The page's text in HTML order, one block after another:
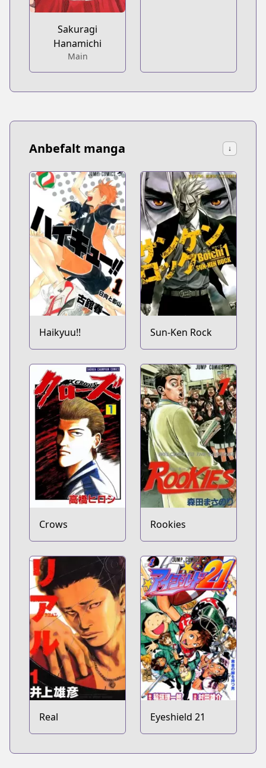
Sakuragi
Hanamichi
Main
Anbefalt manga ↓
Haikyuu!! Sun-Ken Rock
Crows Rookies
Real Eyeshield 21